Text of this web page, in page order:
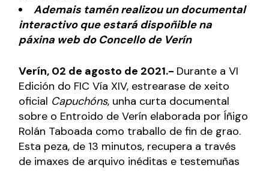
Ademais tamén realizou un documental
interactivo que estará dispoñible na
páxina web do Concello de Verín
Verín, 02 de agosto de 2021.- Durante a VI
Edición do FIC Vía XIV, estrearase de xeito
oficial Capuchóns, unha curta documental
sobre o Entroido de Verín elaborada por Íñigo
Rolán Taboada como traballo de fin de grao.
Esta peza, de 13 minutos, recupera a través
de imaxes de arquivo inéditas e testemuñas